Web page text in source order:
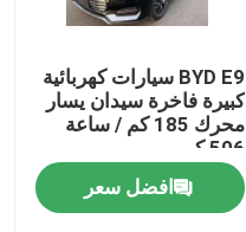
BYD E9 سيارات كهربائية
كبيرة فاخرة سيدان يسار
محرك 185 كم / ساعة
506 كم
افضل سعر